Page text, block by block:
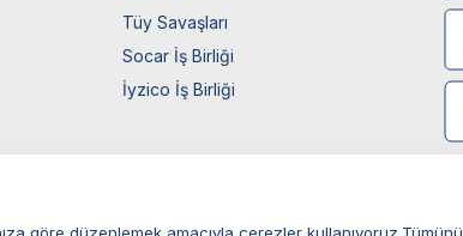
Tüy Savaşları
Socar İş Birliği
İyzico İş Birliği